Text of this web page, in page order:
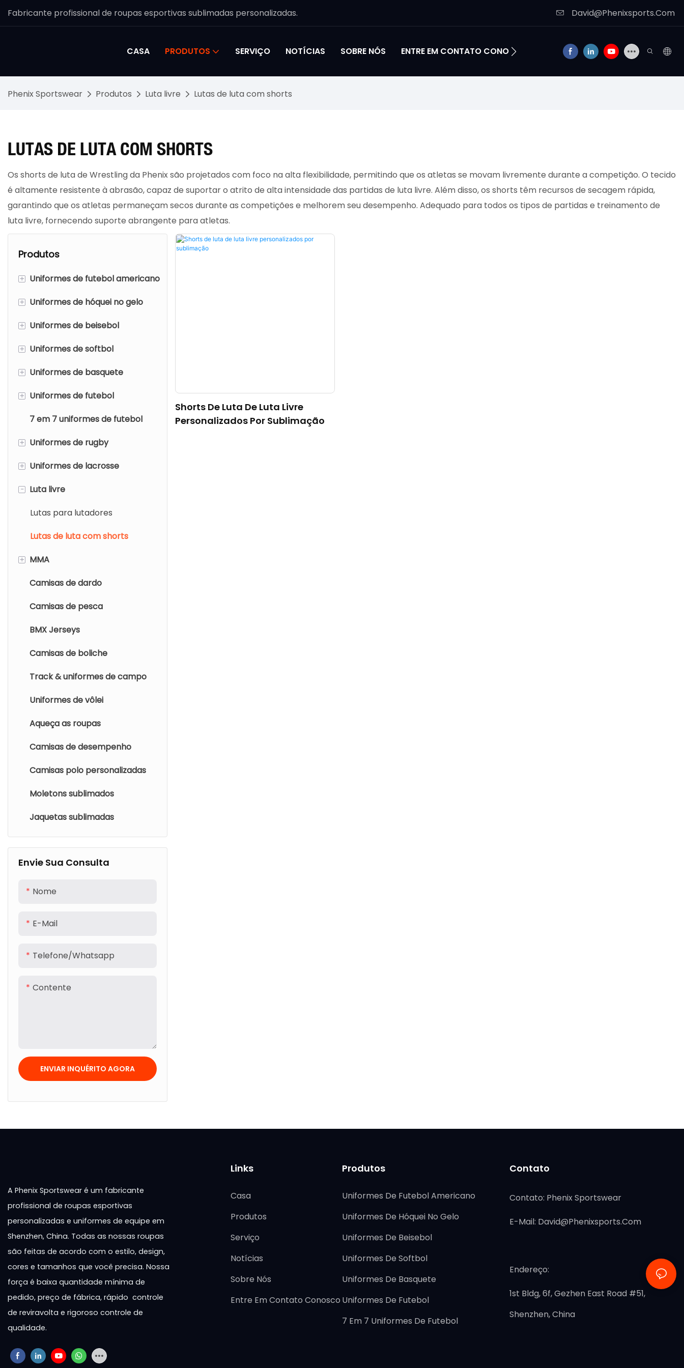
Fabricante profissional de roupas esportivas sublimadas personalizadas. David@Phenixsports.Com
CASA PRODUTOS SERVIÇO NOTÍCIAS SOBRE NÓS ENTRE EM CONTATO CONOSCO
Phenix Sportswear Produtos Luta livre Lutas de luta com shorts
LUTAS DE LUTA COM SHORTS
Os shorts de luta de Wrestling da Phenix são projetados com foco na alta flexibilidade, permitindo que os atletas se movam livremente durante a competição. O tecido
é altamente resistente à abrasão, capaz de suportar o atrito de alta intensidade das partidas de luta livre. Além disso, os shorts têm recursos de secagem rápida,
garantindo que os atletas permaneçam secos durante as competições e melhorem seu desempenho. Adequado para todos os tipos de partidas e treinamento de
luta livre, fornecendo suporte abrangente para atletas.
Produtos
+ Uniformes de futebol americano
Camisas de futebol
americanas de malha
+ Uniformes de hóquei no gelo
Jerseys de hóquei no gelo
Camisas reversíveis de
+ Uniformes de beisebol
Camisas de beisebol
Calças de beisebol/calcinhas
+ Uniformes de softbol
Camisas de softbol
Calças de softbol/calcinhas
+ Uniformes de basquete
Camisas de basquete
Shorts de basquete
Camisas de tiro de basquete
+ Uniformes de futebol
Camisetas de futebol
Shorts de futebol
7 em 7 uniformes de futebol
+ Uniformes de rugby
Camisa de rúgbi
Shorts de rúgbi
+ Uniformes de lacrosse
Pinnies de lacrosse
Jersey de lacrosse
Shorts/saias de lacrosse
-
Luta livre
Lutas para lutadores
Lutas de luta com shorts
+ MMA
MMA Rashguard
Shorts MMA
Camisas de dardo
Camisas de pesca
BMX Jerseys
Camisas de boliche
Track & uniformes de campo
Uniformes de vôlei
Aqueça as roupas
Camisas de desempenho
Camisas polo personalizadas
Moletons sublimados
Jaquetas sublimadas
Envie Sua Consulta
Nome
E-Mail
Telefone/whatsapp
Contente
ENVIAR INQUÉRITO AGORA
Shorts De Luta De Luta Livre
Personalizados Por Sublimação
A Phenix Sportswear é um fabricante
profissional de roupas esportivas
personalizadas e uniformes de equipe em
Shenzhen, China. Todas as nossas roupas
são feitas de acordo com o estilo, design,
cores e tamanhos que você precisa. Nossa
força é baixa quantidade mínima de
pedido, preço de fábrica, rápido controle
de reviravolta e rigoroso controle de
qualidade.
Links
Casa
Produtos
Serviço
Notícias
Sobre Nós
Entre Em Contato Conosco
Produtos
Uniformes De Futebol Americano
Uniformes De Hóquei No Gelo
Uniformes De Beisebol
Uniformes De Softbol
Uniformes De Basquete
Uniformes De Futebol
7 Em 7 Uniformes De Futebol
Contato
Contato: Phenix Sportswear
E-Mail: David@phenixsports.com
Endereço:
1st Bldg, 6f, Gezhen East Road #51,
Shenzhen, China